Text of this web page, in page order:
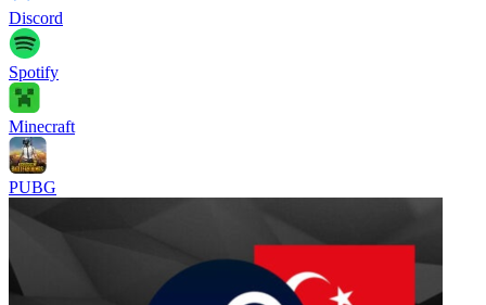
Discord
Spotify
Minecraft
PUBG